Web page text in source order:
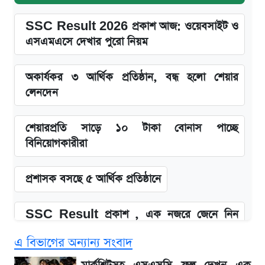
SSC Result 2026 প্রকাশ আজ: ওয়েবসাইট ও
এসএমএসে দেখার পুরো নিয়ম
অকার্যকর ৩ আর্থিক প্রতিষ্ঠান, বন্ধ হলো শেয়ার
লেনদেন
শেয়ারপ্রতি সাড়ে ১০ টাকা বোনাস পাচ্ছে
বিনিয়োগকারীরা
প্রশাসক বসছে ৫ আর্থিক প্রতিষ্ঠানে
SSC Result প্রকাশ , এক নজরে জেনে নিন
এ বিভাগের অন্যান্য সংবাদ